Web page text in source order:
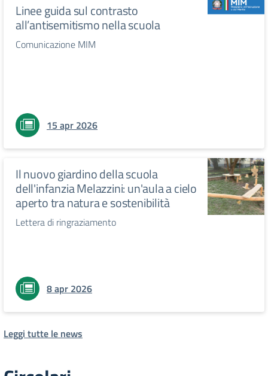
Linee guida sul contrasto
all’antisemitismo nella scuola
Comunicazione MIM
15 apr 2026
Il nuovo giardino della scuola
dell'infanzia Melazzini: un'aula a cielo
aperto tra natura e sostenibilità
Lettera di ringraziamento
8 apr 2026
Leggi tutte le news